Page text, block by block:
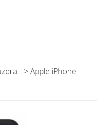
>Apple iPhone